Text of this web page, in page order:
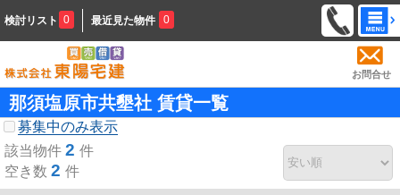
検討リスト 0 最近見た物件 0
お問合せ
那須塩原市共墾社 賃貸一覧
募集中のみ表示
該当物件 2 件
空き数 2 件